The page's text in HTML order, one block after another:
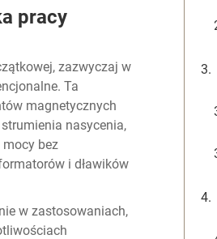
pracy
zazwyczaj w
Ta
magnetycznych
nasycenia,
bez
i dławików
w zastosowaniach,